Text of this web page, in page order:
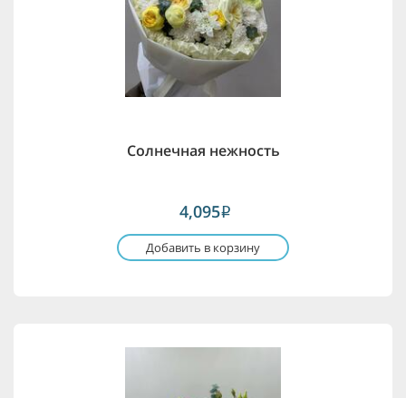
Солнечная нежность
4,095i
Добавить в корзину